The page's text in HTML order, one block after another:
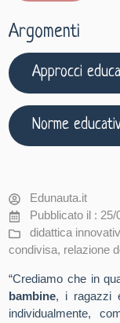
Argomenti
Approcci
Norme
Edunauta.it
Pubblicato il :
didattica
condivisa, relazione
“Crediamo che in
bambine, i ragazzi
individualmente,